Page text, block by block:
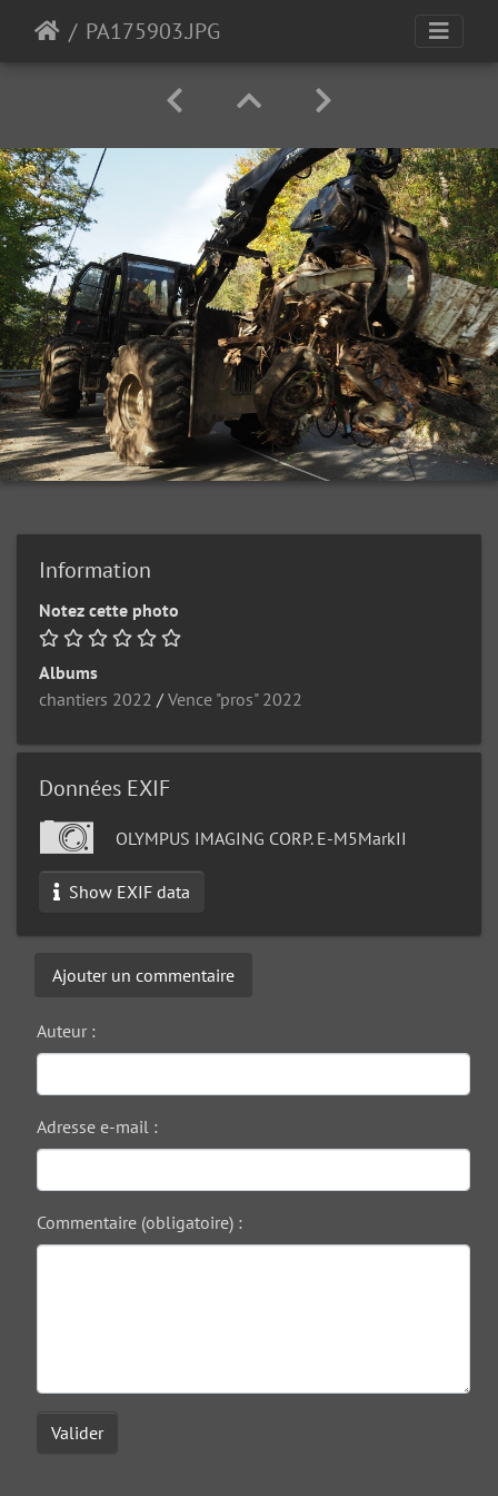
PA175903.JPG
Information
Notez cette photo
Albums
chantiers 2022 / Vence "pros" 2022
Données EXIF
OLYMPUS IMAGING CORP. E-M5MarkII
Show EXIF data
Ajouter un commentaire
Auteur :
Adresse e-mail :
Commentaire (obligatoire) :
Valider